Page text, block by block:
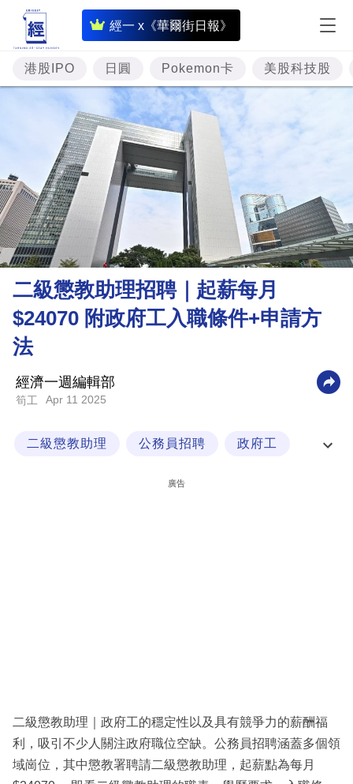
經一 x《華爾街日報》
即
時
財
經
專
資
樓
市
理
財
商
科
技
場
港股IPO 日圓 Pokemon卡 美股科技股
二級懲教助理招聘｜起薪每月
$24070 附政府工入職條件+申請方
法
經濟一週編輯部
筍工 Apr 11 2025
二級懲教助理 公務員招聘 政府工
廣告
二級懲教助理｜政府工的穩定性以及具有競爭力的薪酬福
利，吸引不少人關注政府職位空缺。公務員招聘涵蓋多個領
域崗位，其中懲教署聘請二級懲教助理，起薪點為每月